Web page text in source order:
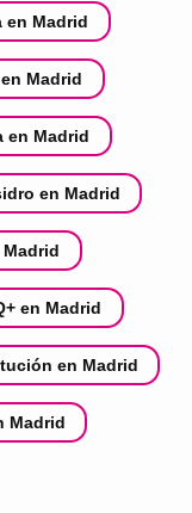
en Madrid
Madrid
en Madrid
en Madrid
en Madrid
en Madrid
Madrid